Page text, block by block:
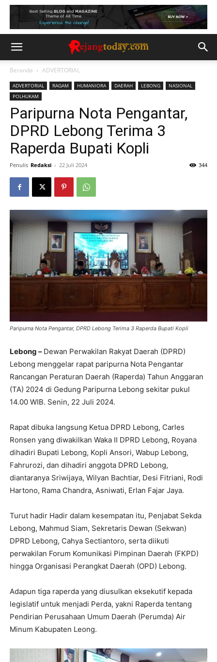
Beranda ADVERTORIAL
ADVERTORIAL RAGAM HUMANIORA DAERAH LEBONG
NASIONAL
POLHUKAM
Paripurna Nota Pengantar,
DPRD Lebong Terima 3
Raperda Bupati Kopli
Penulis Redaksi - 22 Juli 2024 344
Paripurna Nota Pengantar, DPRD Lebong Terima 3 Raperda Bupati Kopli
Lebong – Dewan Perwakilan Rakyat Daerah (DPRD)
Lebong menggelar rapat paripurna Nota Pengantar
Rancangan Peraturan Daerah (Raperda) Tahun Anggaran
(TA) 2024 di Gedung Paripurna Lebong sekitar pukul
14.00 WIB. Senin, 22 Juli 2024.
Rapat dibuka langsung Ketua DPRD Lebong, Carles
Ronsen yang diwakilkan Waka II DPRD Lebong, Royana
dihadiri Bupati Lebong, Kopli Ansori, Wabup Lebong,
Fahrurozi, dan dihadiri anggota DPRD Lebong,
diantaranya Sriwijaya, Wilyan Bachtiar, Desi Fitriani, Rodi
Hartono, Rama Chandra, Asniwati, Erlan Fajar Jaya.
Turut hadir Hadir dalam kesempatan itu, Penjabat Sekda
Lebong, Mahmud Siam, Sekretaris Dewan (Sekwan)
DPRD Lebong, Cahya Sectiantoro, serta diikuti
perwakilan Forum Komunikasi Pimpinan Daerah (FKPD)
hingga Organisasi Perangkat Daerah (OPD) Lebong.
Adapun tiga raperda yang diusulkan eksekutif kepada
legislatif untuk menjadi Perda, yakni Raperda tentang
Pendirian Perusahaan Umum Daerah (Perumda) Air
Minum Kabupaten Leong.